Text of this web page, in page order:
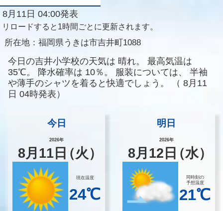
8月11日 04:00発表
リロードすると1時間ごとに更新されます。
所在地： 福岡県うきは市吉井町1088
今日の吉井小学校の天気は 晴れ。
最高気温は
35℃。
降水確率は 10％。 服装については、
半袖
や薄手のシャツを着ると快適でしょう。
（ 8月11
日 04時発表）
今日
2026年
8月 11日（火）
現在温度
24℃
明日
2026年
8月 12 日（水）
同時刻の
予想温度
21℃